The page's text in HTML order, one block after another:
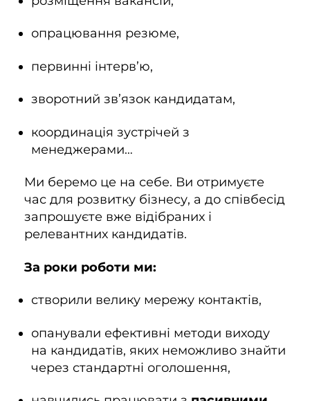
опрацювання резюме,
первинні інтерв’ю,
зворотний зв’язок кандидатам,
координація зустрічей з
менеджерами…
Ми беремо це на себе. Ви отримуєте
час для розвитку бізнесу, а до співбесід
запрошуєте вже відібраних і
релевантних кандидатів.
За роки роботи ми:
створили велику мережу контактів,
опанували ефективні методи виходу
на кандидатів, яких неможливо знайти
через стандартні оголошення,